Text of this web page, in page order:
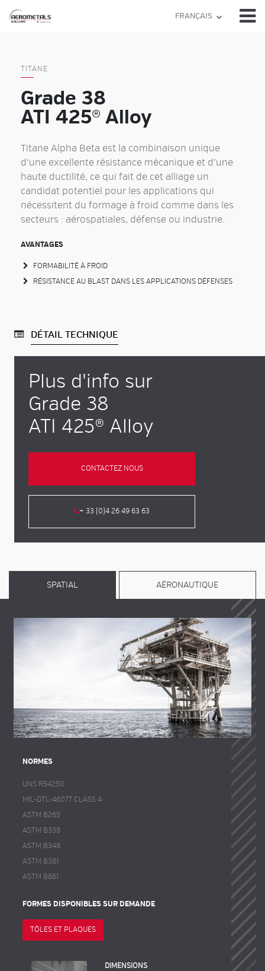
Skip
FRANÇAIS
TITANE
Grade 38
ATI 425® Alloy
Titane Alpha Beta est la combinaison unique
d’une excellente résistance mécanique et d’une
haute ductilité, ce qui fait de cet alliage un
candidat potentiel pour les applications qui
nécessitent du formage à froid comme dans les
secteurs : aérospatiales, défense ou industrie.
AVANTAGES
FORMABILITÉ À FROID
RÉSISTANCE AU BLAST DANS LES APPLICATIONS DÉFENSES
DÉTAIL TECHNIQUE
Plus d'info sur
Grade 38
ATI 425® Alloy
CONTACTEZ NOUS
+ 33 (0)4 26 49 63 63
SPATIAL AÉRONAUTIQUE
NORMES
UNS R54250
MIL-DTL-46077 CLASS 4
ASTM B265
ASTM B338
ASTM B348
ASTM B381
ASTM B861
FORMES DISPONIBLES SUR DEMANDE
TÔLES ET PLAQUES
DIMENSIONS